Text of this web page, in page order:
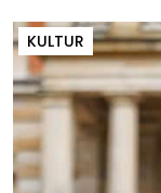
KULTUR